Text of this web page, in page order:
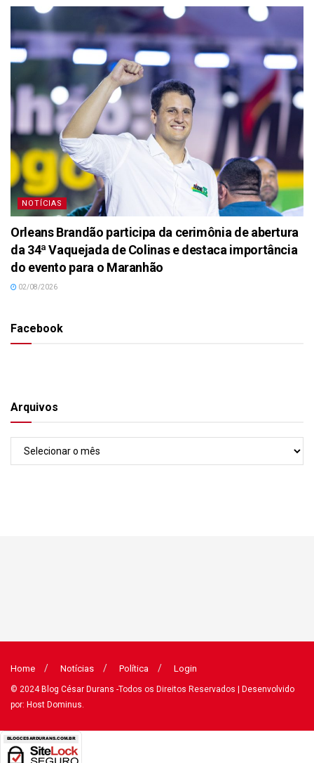
NOTÍCIAS
Orleans Brandão participa da cerimônia de abertura
da 34ª Vaquejada de Colinas e destaca importância
do evento para o Maranhão
02/08/2026
Facebook
Arquivos
Home Notícias Política Login
© 2024Blog César Durans -Todos os Direitos Reservados | Desenvolvido
por: Host Dominus.